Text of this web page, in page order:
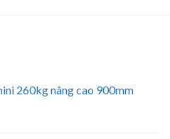
260kg nâng cao 900mm